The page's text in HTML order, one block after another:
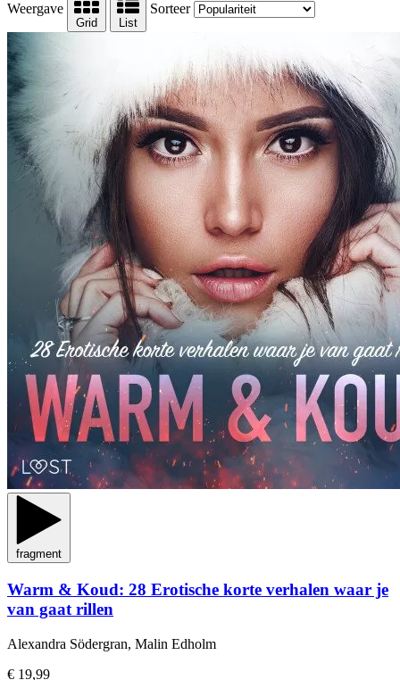
Weergave
Grid List
Sorteer
fragment
Warm & Koud: 28 Erotische korte verhalen waar je
van gaat rillen
Alexandra Södergran, Malin Edholm
€ 19,99